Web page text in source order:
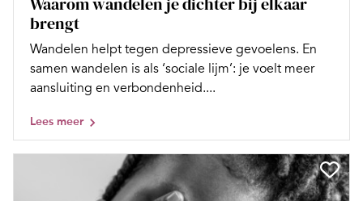
brengt
Wandelen helpt tegen depressieve gevoelens. En
samen wandelen is als ‘sociale lijm’: je voelt meer
aansluiting en verbondenheid....
Lees meer